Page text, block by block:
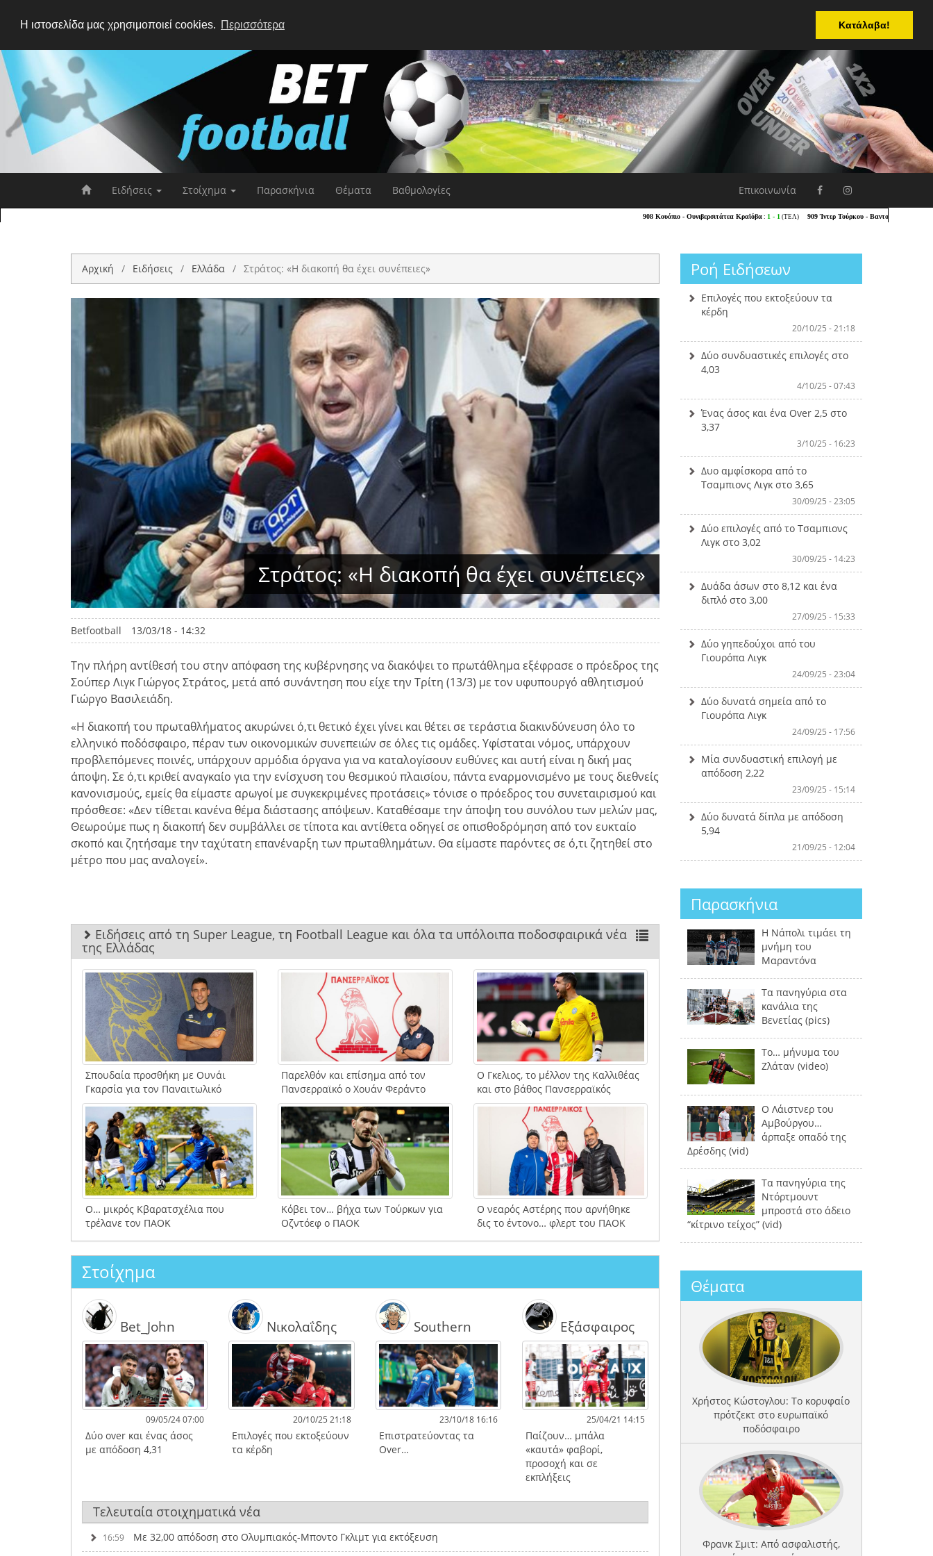
Η ιστοσελίδα μας χρησιμοποιεί cookies. Περισσότερα Κατάλαβα!
Ειδήσεις Στοίχημα Παρασκήνια Θέματα Βαθμολογίες Επικοινωνία
Αρχική Ειδήσεις Ελλάδα Στράτος: «Η διακοπή θα έχει συνέπειες»
Στράτος: «Η διακοπή θα έχει συνέπειες»
Betfootball 13/03/18 - 14:32
Την πλήρη αντίθεσή του στην απόφαση της κυβέρνησης να διακόψει το πρωτάθλημα εξέφρασε ο πρόεδρος της
Σούπερ Λιγκ Γιώργος Στράτος, μετά από συνάντηση που είχε την Τρίτη (13/3) με τον υφυπουργό αθλητισμού
Γιώργο Βασιλειάδη.
«Η διακοπή του πρωταθλήματος ακυρώνει ό,τι θετικό έχει γίνει και θέτει σε τεράστια διακινδύνευση όλο το
ελληνικό ποδόσφαιρο, πέραν των οικονομικών συνεπειών σε όλες τις ομάδες. Υφίσταται νόμος, υπάρχουν
προβλεπόμενες ποινές, υπάρχουν αρμόδια όργανα για να καταλογίσουν ευθύνες και αυτή είναι η δική μας
άποψη. Σε ό,τι κριθεί αναγκαίο για την ενίσχυση του θεσμικού πλαισίου, πάντα εναρμονισμένο με τους διεθνείς
κανονισμούς, εμείς θα είμαστε αρωγοί με συγκεκριμένες προτάσεις» τόνισε ο πρόεδρος του συνεταιρισμού και
πρόσθεσε: «Δεν τίθεται κανένα θέμα διάστασης απόψεων. Καταθέσαμε την άποψη του συνόλου των μελών μας,
Θεωρούμε πως η διακοπή δεν συμβάλλει σε τίποτα και αντίθετα οδηγεί σε οπισθοδρόμηση από τον ευκταίο
σκοπό και ζητήσαμε την ταχύτατη επανέναρξη των πρωταθλημάτων. Θα είμαστε παρόντες σε ό,τι ζητηθεί στο
μέτρο που μας αναλογεί».
Ειδήσεις από τη Super League, τη Football League και όλα τα υπόλοιπα ποδοσφαιρικά νέα
της Ελλάδας
Σπουδαία προσθήκη με Ουνάι
Γκαρσία για τον Παναιτωλικό
Παρελθόν και επίσημα από τον
Πανσερραϊκό ο Χουάν Φεράντο
Ο Γκελιος, το μέλλον της Καλλιθέας
και στο βάθος Πανσερραϊκός
Ο… μικρός Κβαρατσχέλια που
τρέλανε τον ΠΑΟΚ
Κόβει τον… βήχα των Τούρκων για
Οζντόεφ ο ΠΑΟΚ
Ο νεαρός Αστέρης που αρνήθηκε
δις το έντονο… φλερτ του ΠΑΟΚ
Στοίχημα
Bet_John
09/05/24 07:00
Δύο over και ένας άσος
με απόδοση 4,31
Νικολαΐδης
20/10/25 21:18
Επιλογές που εκτοξεύουν
τα κέρδη
Southern
23/10/18 16:16
Επιστρατεύοντας τα
Over…
Εξάσφαιρος
25/04/21 14:15
Παίζουν… μπάλα
«καυτά» φαβορί,
προσοχή και σε
εκπλήξεις
Τελευταία στοιχηματικά νέα
16:59 Με 32,00 απόδοση στο Ολυμπιακός-Μποντο Γκλιμτ για εκτόξευση
Ροή Ειδήσεων
Επιλογές που εκτοξεύουν τα
κέρδη
20/10/25 - 21:18
Δύο συνδυαστικές επιλογές στο
4,03
4/10/25 - 07:43
Ένας άσος και ένα Over 2,5 στο
3,37
3/10/25 - 16:23
Δυο αμφίσκορα από το
Τσαμπιονς Λιγκ στο 3,65
30/09/25 - 23:05
Δύο επιλογές από το Τσαμπιονς
Λιγκ στο 3,02
30/09/25 - 14:23
Δυάδα άσων στο 8,12 και ένα
διπλό στο 3,00
27/09/25 - 15:33
Δύο γηπεδούχοι από του
Γιουρόπα Λιγκ
24/09/25 - 23:04
Δύο δυνατά σημεία από το
Γιουρόπα Λιγκ
24/09/25 - 17:56
Μία συνδυαστική επιλογή με
απόδοση 2,22
23/09/25 - 15:14
Δύο δυνατά δίπλα με απόδοση
5,94
21/09/25 - 12:04
Παρασκήνια
Η Νάπολι τιμάει τη
μνήμη του
Μαραντόνα
Τα πανηγύρια στα
κανάλια της
Βενετίας (pics)
Το… μήνυμα του
Ζλάταν (video)
Ο Λάιστνερ του
Αμβούργου…
άρπαξε οπαδό της
Δρέσδης (vid)
Τα πανηγύρια της
Ντόρτμουντ
μπροστά στο άδειο
“κίτρινο τείχος” (vid)
Θέματα
Χρήστος Κώστογλου: Το κορυφαίο
πρότζεκτ στο ευρωπαϊκό
ποδόσφαιρο
Φρανκ Σμιτ: Από ασφαλιστής,